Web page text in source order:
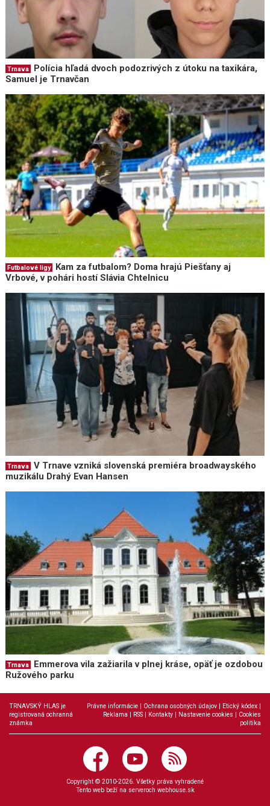
Trnava
Polícia hľadá dvoch podozrivých z útoku na taxikára,
Samuel je Trnavčan
Futbalové ligy
Kam za futbalom? Doma hrajú Piešťany aj
Vrbové, v pohári hostí Slávia Chtelnicu
Trnava
V Trnave vzniká slovenská premiéra broadwayského
muzikálu Drahý Evan Hansen
Trnava
Emmerova vila zažiarila v plnej kráse, opäť je ozdobou
Ružového parku
TRNAVSKÝ HLAS je
registrovaná ochranná
známka
Právne informácie | Ochrana osobných údajov | Etický kódex |
Reklama | RSS | Kontakty | Nastavenie cookies | Cookies
politika
Copyright © 2010-2026. Všetky práva vyhradené
Tento web beží na serveroch webhouse.sk